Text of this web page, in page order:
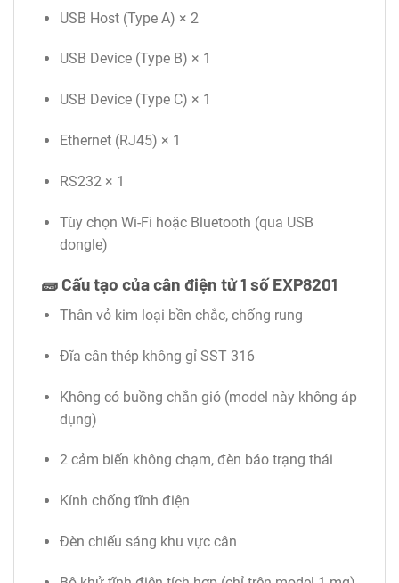
USB Host (Type A) × 2
USB Device (Type B) × 1
USB Device (Type C) × 1
Ethernet (RJ45) × 1
RS232 × 1
Tùy chọn Wi-Fi hoặc Bluetooth (qua USB
dongle)
🧱 Cấu tạo của cân điện tử 1 số EXP8201
Thân vỏ kim loại bền chắc, chống rung
Đĩa cân thép không gỉ SST 316
Không có buồng chắn gió (model này không áp
dụng)
2 cảm biến không chạm, đèn báo trạng thái
Kính chống tĩnh điện
Đèn chiếu sáng khu vực cân